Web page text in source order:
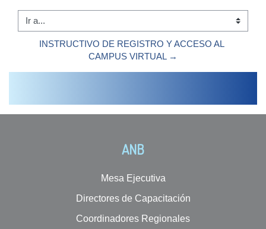
Ir a...
INSTRUCTIVO DE REGISTRO Y ACCESO AL
CAMPUS VIRTUAL →
ANB
Mesa Ejecutiva
Directores de Capacitación
Coordinadores Regionales